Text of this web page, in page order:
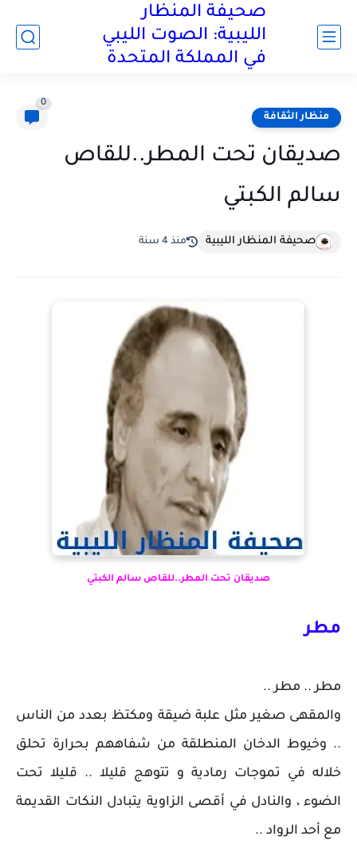
صحيفة المنظار
الليبية: الصوت الليبي
في المملكة المتحدة
منظار الثقافة
0
صديقان تحت المطر..للقاص
سالم الكبتي
صحيفة المنظار الليبية منذ 4 سنة
صديقان تحت المطر..للقاص سالم الكبتي
مطر
مطر .. مطر ..
والمقهى صغير مثل علبة ضيقة ومكتظ بعدد من الناس
.. وخيوط الدخان المنطلقة من شفاههم بحرارة تحلق
خلاله في تموجات رمادية و تتوهج قليلا .. قليلا تحت
الضوء ، والنادل في أقصى الزاوية يتبادل النكات القديمة
مع أحد الرواد ..